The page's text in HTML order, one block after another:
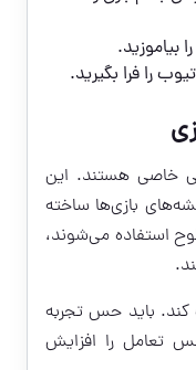
بیاموزید.
را فرا بگیرید.
خاصی هستند. این
بازی‌ها ساخته
استفاده می‌شوند،
کند. باید حس تجربه
تعامل را افزایش